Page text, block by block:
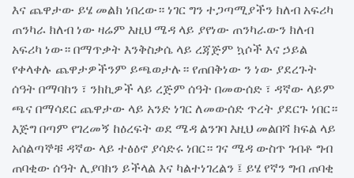
እና ጨዋታው ይሄ መልክ ነበረው። ነገር ግን ተጋጣሚያችን ክለብ አፍሪካ
ጠንካራ ክለብ ነው ዛሬም እዚህ ሜዳ ላይ ያየነው ጠንካራውን ክለብ
አፍሪካ ነው። በማጥቃት እንቅስቃሴ ላይ ረጃጅም ኳሶች እና ኃይል
የቀላቀሉ ጨዋታዎችንም ይጫወታሉ። የጠበቅነው ን ነው ያደረጉት
ሰዓት በማባከን ፣ ንክኪዎች ላይ ረጅም ሰዓት በመውሰድ ፣ ዳኛው ላይም
ጫና በማሳደር ጨዋታው ላይ አንድ ነገር ለመውሰድ ጥረት ያደርጉ ነበር።
እጅግ በጣም የገረመኝ ከዕረፍት ወደ ሜዳ ልንገባ እዚህ መልበሻ ክፍል ላይ
አሰልጣኞቹ ዳኛው ላይ ተፅዕኖ ያሳድሩ ነበር። ገና ሜዳ ውስጥ ገብቶ ግብ
ጠባቂው ሰዓት ሊያባክን ይችላል እና ካልተነገረልን ፤ ይሄ የኛን ግብ ጠባቂ